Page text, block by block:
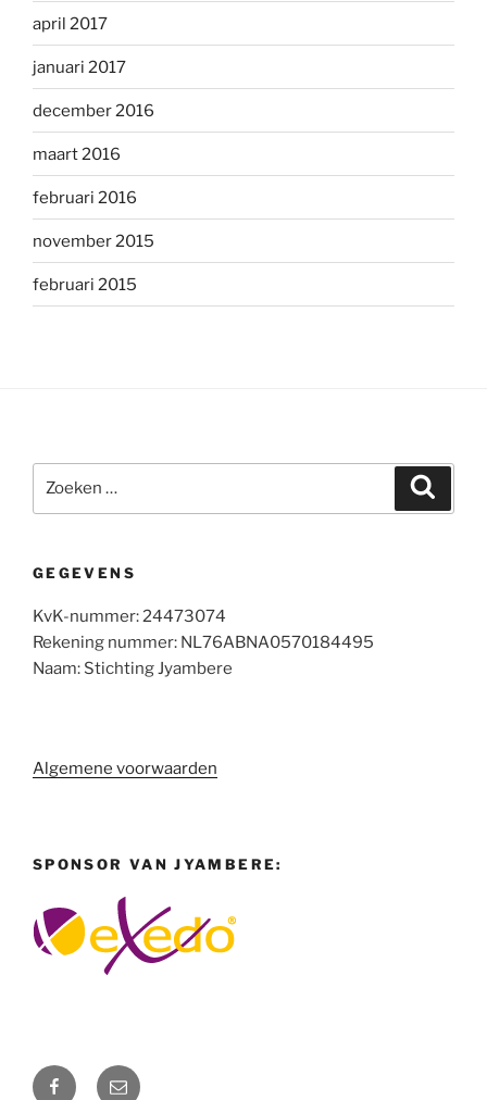
april 2017
januari 2017
december 2016
maart 2016
februari 2016
november 2015
februari 2015
naar:
GEGEVENS
KvK-nummer: 24473074
Rekening nummer: NL76ABNA0570184495
Naam: Stichting Jyambere
Algemene voorwaarden
SPONSOR VAN JYAMBERE:
Facebook
E-